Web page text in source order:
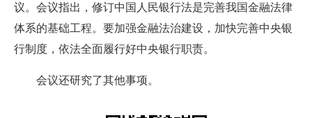
议。会议指出，修订中国人民银行法是完善我国金融法律
体系的基础工程。要加强金融法治建设，加快完善中央银
行制度，依法全面履行好中央银行职责。
会议还研究了其他事项。